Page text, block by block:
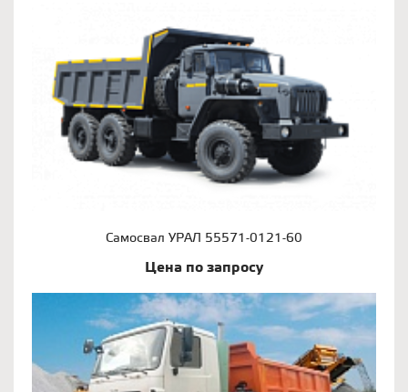
Самосвал УРАЛ 55571-0121-60
Цена по запросу